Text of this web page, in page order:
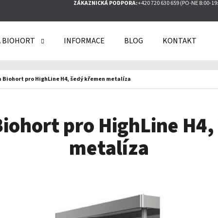
ZÁKAZNICKÁ PODPORA:+420 720 630 659 (PO-NE 8:00-
BIOHORT INFORMACE BLOG KONTAKT
Biohort pro HighLine H4, šedý křemen metalíza
pro HighLine
metalíza
DOPORUČUJEME